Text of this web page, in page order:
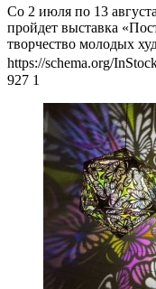
Со 2 июля по 13
пройдет выставка
творчество молодых
https://schema.org/
927 1